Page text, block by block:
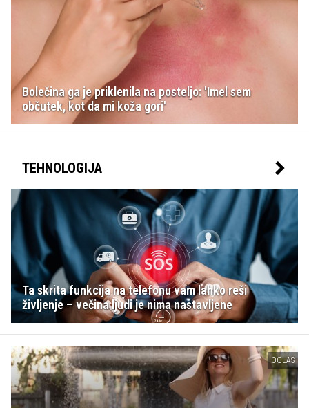
Bolečina ga je priklenila na posteljo: 'Imel sem
občutek, kot da mi koža gori'
TEHNOLOGIJA
Ta skrita funkcija na telefonu vam lahko reši
življenje – večina ljudi je nima nastavljene
OGLAS